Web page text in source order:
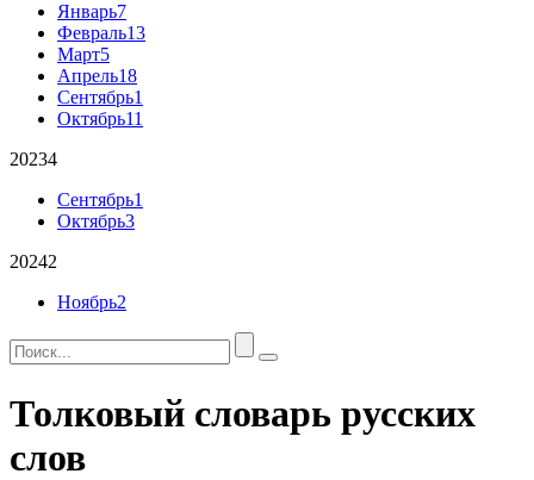
Январь7
Февраль13
Март5
Апрель18
Сентябрь1
Октябрь11
20234
Сентябрь1
Октябрь3
20242
Ноябрь2
Толковый словарь русских
слов